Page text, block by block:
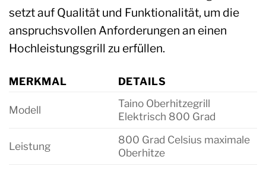
setzt auf Qualität und Funktionalität, um die
anspruchsvollen Anforderungen an einen
Hochleistungsgrill zu erfüllen.
MERKMAL DETAILS
Modell
Taino Oberhitzegrill
Elektrisch 800 Grad
Leistung
800 Grad Celsius maximale
Oberhitze